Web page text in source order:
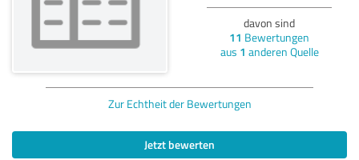
davon sind
11 Bewertungen
aus 1 anderen Quelle
Zur Echtheit der Bewertungen
Jetzt bewerten